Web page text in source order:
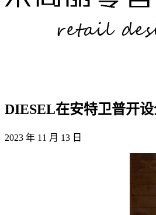
DIESEL在安特卫普开
2023 年 11 月 13 日